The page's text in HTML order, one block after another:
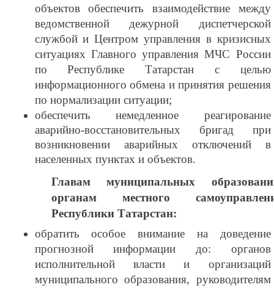
объектов обеспечить взаимодействие между
ведомственной дежурной диспетчерской
службой и Центром управления в кризисных
ситуациях Главного управления МЧС России
по Республике Татарстан с целью
информационного обмена и принятия решения
по нормализации ситуации;
обеспечить немедленное реагирование
аварийно-восстановительных бригад при
возникновении аварийных отключений в
населенных пунктах и объектов.
Главам муниципальных
органам местного
Республики Татарстан:
обратить особое внимание на доведение
прогнозной информации до: органов
исполнительной власти и организаций
муниципального образования, руководителям